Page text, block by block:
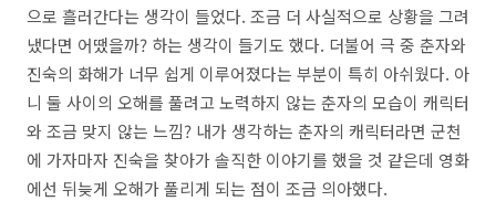
으로 흘러간다는 생각이 들었다. 조금 더 사실적으로 상황을 그려
냈다면 어땠을까? 하는 생각이 들기도 했다. 더불어 극 중 춘자와
진숙의 화해가 너무 쉽게 이루어졌다는 부분이 특히 아쉬웠다. 아
니 둘 사이의 오해를 풀려고 노력하지 않는 춘자의 모습이 캐릭터
와 조금 맞지 않는 느낌? 내가 생각하는 춘자의 캐릭터라면 군천
에 가자마자 진숙을 찾아가 솔직한 이야기를 했을 것 같은데 영화
에선 뒤늦게 오해가 풀리게 되는 점이 조금 의아했다.